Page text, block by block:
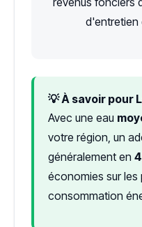
d'entretien
💡 À savoir pour
Avec une eau
votre région, un
généralement en
économies sur les
consommation